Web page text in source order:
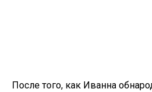
После того, как Иванна